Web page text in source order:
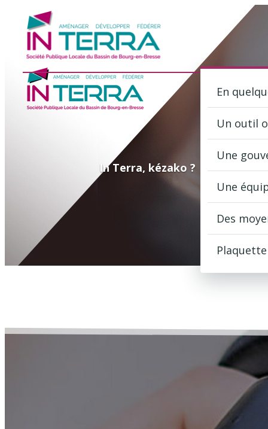
In Terra, kézako ?
En
Un outil
Une
Une
Des
La